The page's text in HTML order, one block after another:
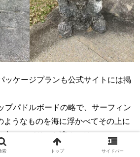
ッケージプランも公式サイトには掲
プパドルボードの略で、サーフィン
ようなものを海に浮かべてその上に
立ってパドルを漕ぐマリンアクティ
索 トップ サイドバー